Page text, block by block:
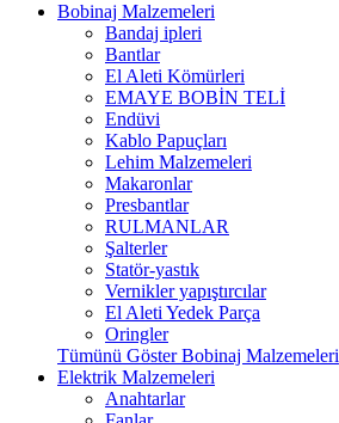
Bobinaj Malzemeleri
Bandaj ipleri
Bantlar
El Aleti Kömürleri
EMAYE BOBİN TELİ
Endüvi
Kablo Papuçları
Lehim Malzemeleri
Makaronlar
Presbantlar
RULMANLAR
Şalterler
Statör-yastık
Vernikler yapıştırcılar
El Aleti Yedek Parça
Oringler
Tümünü Göster Bobinaj Malzemeleri
Elektrik Malzemeleri
Anahtarlar